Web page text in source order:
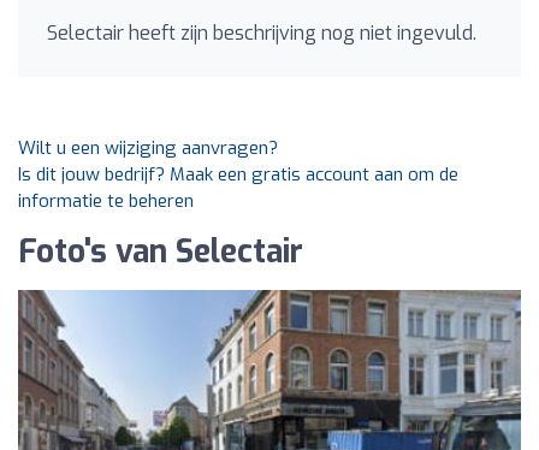
Selectair heeft zijn beschrijving nog niet ingevuld.
Wilt u een wijziging aanvragen?
Is dit jouw bedrijf? Maak een gratis account aan om de
informatie te beheren
Foto's van Selectair